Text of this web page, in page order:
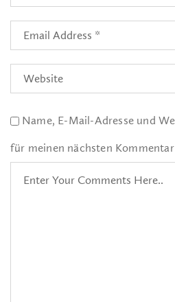
Name, E-Mail-Adresse und
für meinen nächsten